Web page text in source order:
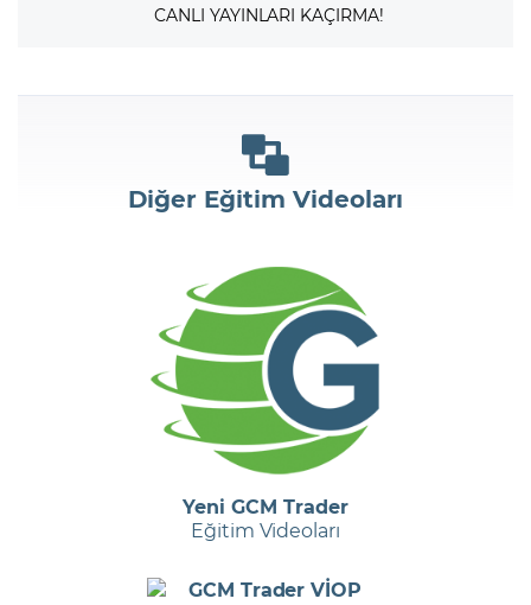
CANLI YAYINLARI KAÇIRMA!
Diğer Eğitim Videoları
Yeni GCM Trader
Eğitim Videoları